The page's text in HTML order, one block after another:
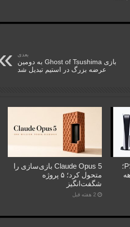
بعدی
بازی Ghost of Tsushima به دومین
عرضه بزرگ در استیم تبدیل شد
فروش PS5 عقب‌تر از PS4؛
Claude Opus 5 بازی‌سازی را
متحول کرد؛ ۵ پروژه
شگفت‌انگیز
2 هفته قبل